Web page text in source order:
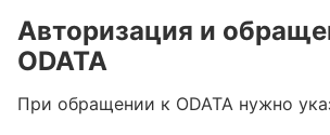
Авторизация и
ODATA
При обращении к ODATA нужно